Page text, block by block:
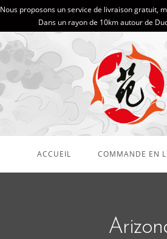
Nous proposons un service de livraison gratuit,
Dans un rayon de 10km autour de
ACCUEIL COMMANDE EN